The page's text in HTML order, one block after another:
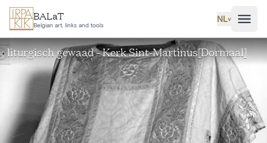
Ga naar hoofdinhoud
BALaT
Belgian art, links and tools
NL˅
liturgisch gewaad - Kerk Sint-Martinus[Dormaal]